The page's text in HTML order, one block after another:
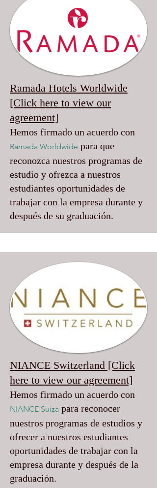
Ramada Hotels Worldwide
[Click here to view our
agreement]
Hemos firmado un acuerdo con
Ramada Worldwide para que
reconozca nuestros programas de
estudio y ofrezca a nuestros
estudiantes oportunidades de
trabajar con la empresa durante y
después de su graduación.
NIANCE Switzerland [Click
here to view our agreement]
Hemos firmado un acuerdo con
NIANCE Suiza para reconocer
nuestros programas de estudios y
ofrecer a nuestros estudiantes
oportunidades de trabajar con la
empresa durante y después de la
graduación.